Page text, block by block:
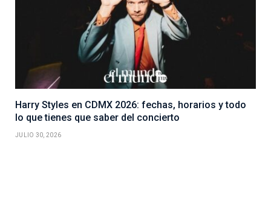
Harry Styles en CDMX 2026: fechas, horarios y todo
lo que tienes que saber del concierto
JULIO 30, 2026